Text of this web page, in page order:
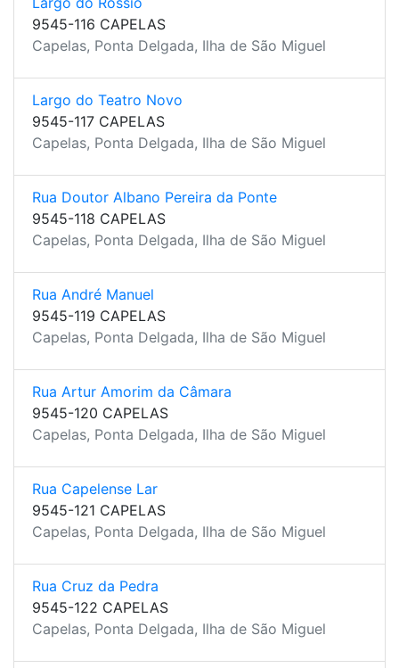
9545-116 CAPELAS
Capelas, Ponta Delgada, Ilha de São Miguel
Largo do Teatro Novo
9545-117 CAPELAS
Capelas, Ponta Delgada, Ilha de São Miguel
Rua Doutor Albano Pereira da Ponte
9545-118 CAPELAS
Capelas, Ponta Delgada, Ilha de São Miguel
Rua André Manuel
9545-119 CAPELAS
Capelas, Ponta Delgada, Ilha de São Miguel
Rua Artur Amorim da Câmara
9545-120 CAPELAS
Capelas, Ponta Delgada, Ilha de São Miguel
Rua Capelense Lar
9545-121 CAPELAS
Capelas, Ponta Delgada, Ilha de São Miguel
Rua Cruz da Pedra
9545-122 CAPELAS
Capelas, Ponta Delgada, Ilha de São Miguel